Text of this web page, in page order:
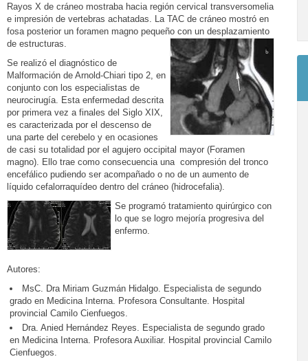
Rayos X de cráneo mostraba hacia región cervical transversomelia
e impresión de vertebras achatadas. La TAC de cráneo mostró en
fosa posterior un foramen magno pequeño con un desplazamiento
de estructuras.
Se realizó el diagnóstico de
Malformación de Arnold-Chiari tipo 2, en
conjunto con los especialistas de
neurocirugía. Esta enfermedad descrita
por primera vez a finales del Siglo XIX,
es caracterizada por el descenso de
una parte del cerebelo y en ocasiones
de casi su totalidad por el agujero occipital mayor (Foramen
magno). Ello trae como consecuencia una compresión del tronco
encefálico pudiendo ser acompañado o no de un aumento de
líquido cefalorraquídeo dentro del cráneo (hidrocefalia).
Se programó tratamiento quirúrgico con
lo que se logro mejoría progresiva del
enfermo.
Autores:
MsC. Dra Miriam Guzmán Hidalgo. Especialista de segundo
grado en Medicina Interna. Profesora Consultante. Hospital
provincial Camilo Cienfuegos.
Dra. Anied Hernández Reyes. Especialista de segundo grado
en Medicina Interna. Profesora Auxiliar. Hospital provincial Camilo
Cienfuegos.